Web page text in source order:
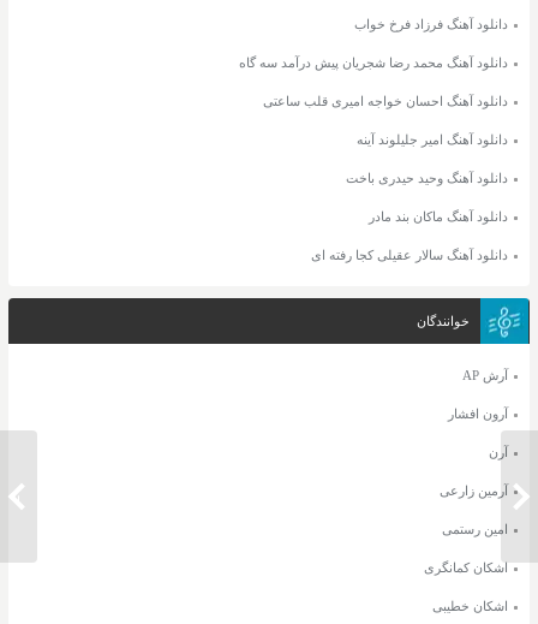
دانلود آهنگ کاوه آفاق لامینور
دانلود آهنگ فرزاد فرخ خواب
دانلود آهنگ محمد رضا شجریان پیش درآمد سه گاه
دانلود آهنگ احسان خواجه امیری قلب ساعتی
دانلود آهنگ امیر جلیلوند آینه
دانلود آهنگ وحید حیدری باخت
دانلود آهنگ ماکان بند مادر
دانلود آهنگ سالار عقیلی کجا رفته ای
خوانندگان
آرش AP
آرون افشار
آرن
آرمین زارعی
امین رستمی
اشکان کمانگری
اشکان خطیبی